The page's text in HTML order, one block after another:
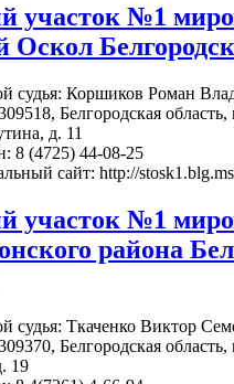
участок №1
Оскол
судья: Коршиков Роман
Белгородская
д. 11
8 (4725) 44-08-25
сайт: http://
участок №1
района
судья: Ткаченко Виктор
Белгородская область,
19